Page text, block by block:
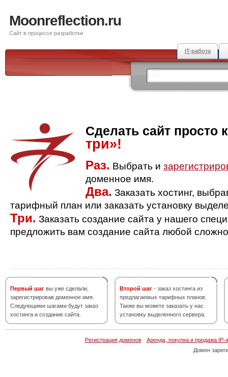
Moonreflection.ru
Сайт в процессе разработки
IT-работа
Сделать сайт просто
три»!
Раз. Выбрать и
доменное имя.
Два. Заказать хостинг,
тарифный план или заказать установку
Три. Заказать создание сайта у нашего
предложить вам создание сайта любой
Первый шаг вы уже сделали,
зарегистрировав доменное имя.
Следующими шагами будут заказ
хостинга и создание сайта.
Второй шаг - заказ хостинга из
предлагаемых тарифных планов.
Также вы можете заказать у нас
установку выделенного сервера.
Регистрация доменов· Аренда, покупка и продажа IP-
Домен